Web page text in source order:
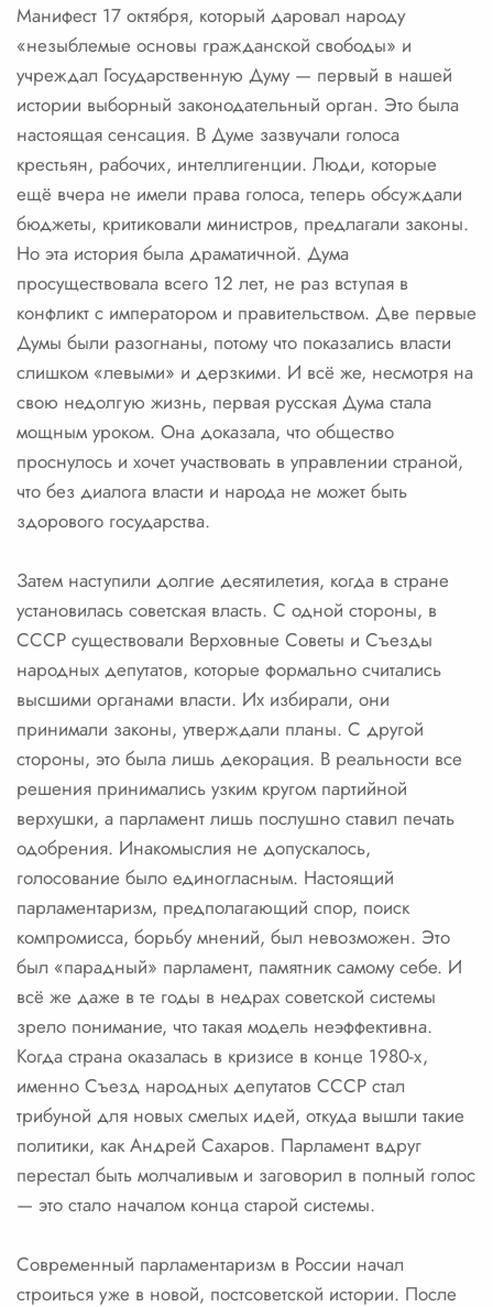
Манифест 17 октября, который даровал народу
«незыблемые основы гражданской свободы» и
учреждал Государственную Думу — первый в нашей
истории выборный законодательный орган. Это была
настоящая сенсация. В Думе зазвучали голоса
крестьян, рабочих, интеллигенции. Люди, которые
ещё вчера не имели права голоса, теперь обсуждали
бюджеты, критиковали министров, предлагали законы.
Но эта история была драматичной. Дума
просуществовала всего 12 лет, не раз вступая в
конфликт с императором и правительством. Две первые
Думы были разогнаны, потому что показались власти
слишком «левыми» и дерзкими. И всё же, несмотря на
свою недолгую жизнь, первая русская Дума стала
мощным уроком. Она доказала, что общество
проснулось и хочет участвовать в управлении страной,
что без диалога власти и народа не может быть
здорового государства.
Затем наступили долгие десятилетия, когда в стране
установилась советская власть. С одной стороны, в
СССР существовали Верховные Советы и Съезды
народных депутатов, которые формально считались
высшими органами власти. Их избирали, они
принимали законы, утверждали планы. С другой
стороны, это была лишь декорация. В реальности все
решения принимались узким кругом партийной
верхушки, а парламент лишь послушно ставил печать
одобрения. Инакомыслия не допускалось,
голосование было единогласным. Настоящий
парламентаризм, предполагающий спор, поиск
компромисса, борьбу мнений, был невозможен. Это
был «парадный» парламент, памятник самому себе. И
всё же даже в те годы в недрах советской системы
зрело понимание, что такая модель неэффективна.
Когда страна оказалась в кризисе в конце 1980-х,
именно Съезд народных депутатов СССР стал
трибуной для новых смелых идей, откуда вышли такие
политики, как Андрей Сахаров. Парламент вдруг
перестал быть молчаливым и заговорил в полный голос
— это стало началом конца старой системы.
Современный парламентаризм в России начал
строиться уже в новой, постсоветской истории. После